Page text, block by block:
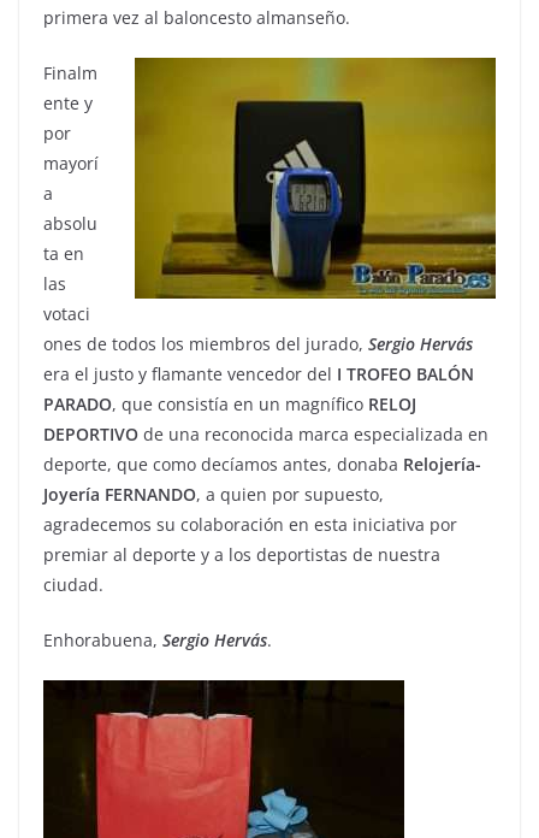
primera vez al baloncesto almanseño.
Finalm
ente y
por
mayorí
a
absolu
ta en
las
votaci
ones de todos los miembros del jurado, Sergio Hervás
era el justo y flamante vencedor del I TROFEO BALÓN
PARADO, que consistía en un magnífico RELOJ
DEPORTIVO de una reconocida marca especializada en
deporte, que como decíamos antes, donaba Relojería-
Joyería FERNANDO, a quien por supuesto,
agradecemos su colaboración en esta iniciativa por
premiar al deporte y a los deportistas de nuestra
ciudad.
Enhorabuena, Sergio Hervás.